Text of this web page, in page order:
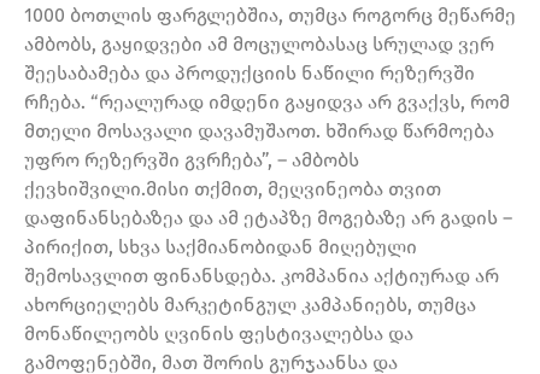
1000 ბოთლის ფარგლებშია, თუმცა როგორც მეწარმე
ამბობს, გაყიდვები ამ მოცულობასაც სრულად ვერ
შეესაბამება და პროდუქციის ნაწილი რეზერვში
რჩება. “რეალურად იმდენი გაყიდვა არ გვაქვს, რომ
მთელი მოსავალი დავამუშაოთ. ხშირად წარმოება
უფრო რეზერვში გვრჩება”, – ამბობს
ქევხიშვილი.მისი თქმით, მეღვინეობა თვით
დაფინანსებაზეა და ამ ეტაპზე მოგებაზე არ გადის –
პირიქით, სხვა საქმიანობიდან მიღებული
შემოსავლით ფინანსდება. კომპანია აქტიურად არ
ახორციელებს მარკეტინგულ კამპანიებს, თუმცა
მონაწილეობს ღვინის ფესტივალებსა და
გამოფენებში, მათ შორის გურჯაანსა და